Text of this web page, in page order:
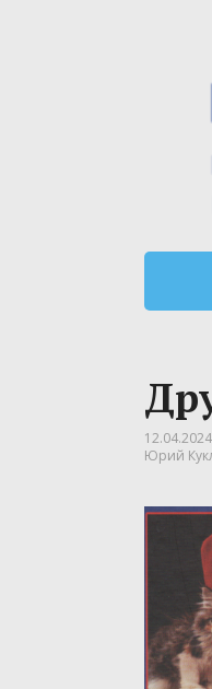
12.04.2024
Юрий